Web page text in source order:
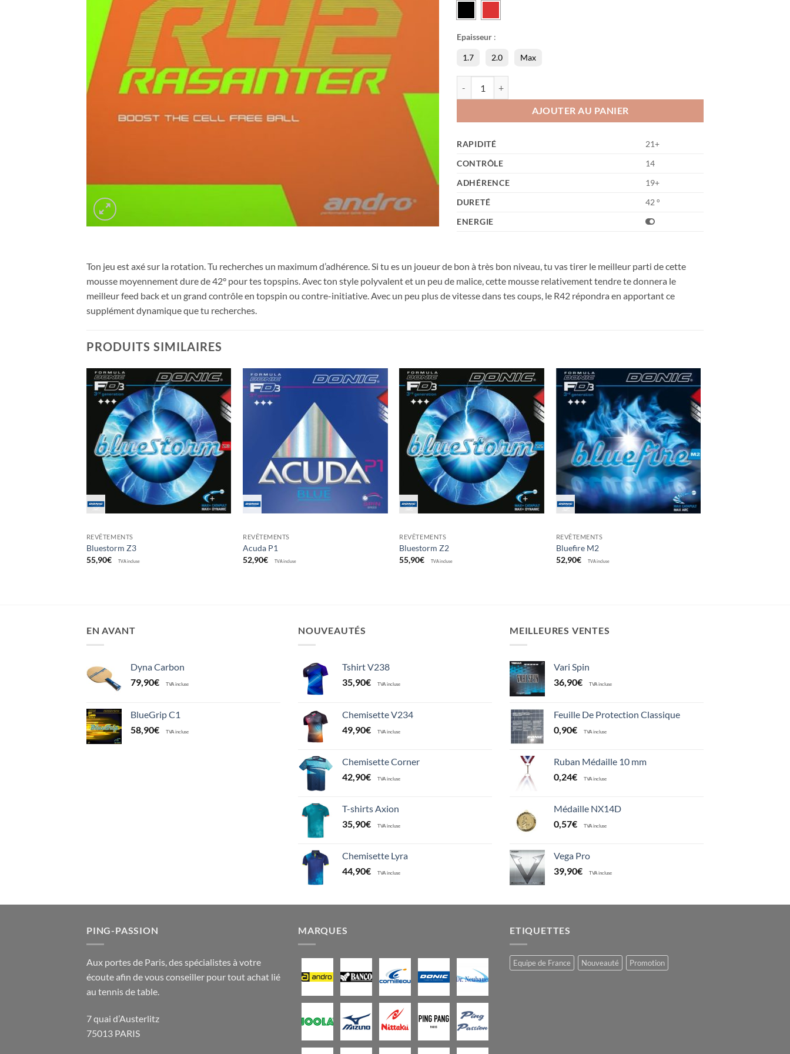
Epaisseur :
1.7 2.0 Max
AJOUTER AU PANIER
RAPIDITÉ
21+
CONTRÔLE
14
ADHÉRENCE
19+
DURETÉ
42 °
ENERGIE
Ton jeu est axé sur la rotation. Tu recherches un maximum d’adhérence. Si tu es un joueur de bon à très bon niveau, tu vas tirer le meilleur parti de cette
mousse moyennement dure de 42° pour tes topspins. Avec ton style polyvalent et un peu de malice, cette mousse relativement tendre te donnera le
meilleur feed back et un grand contrôle en topspin ou contre-initiative. Avec un peu plus de vitesse dans tes coups, le R42 répondra en apportant ce
supplément dynamique que tu recherches.
PRODUITS SIMILAIRES
Ajouter
aux
souhaits
REVÊTEMENTS
Bluestorm Z3
55,90€ TVA incluse
Ajouter
souhaits
REVÊTEMENTS
Acuda P1
52,90€ TVA incluse
Ajouter
aux
souhaits
REVÊTEMENTS
Bluestorm Z2
55,90€ TVA incluse
Ajouter
souhaits
REVÊTEMENTS
Bluefire M2
52,90€ TVA incluse
EN AVANT
Dyna Carbon
79,90€ TVA incluse
BlueGrip C1
58,90€ TVA incluse
NOUVEAUTÉS
Tshirt V238
35,90€ TVA incluse
Chemisette V234
49,90€ TVA incluse
Chemisette Corner
42,90€ TVA incluse
T-shirts Axion
35,90€ TVA incluse
Chemisette Lyra
44,90€ TVA incluse
MEILLEURES VENTES
Vari Spin
36,90€ TVA incluse
Feuille De Protection Classique
0,90€ TVA incluse
Ruban Médaille 10 mm
0,24€ TVA incluse
Médaille NX14D
0,57€ TVA incluse
Vega Pro
39,90€ TVA incluse
PING-PASSION
Aux portes de Paris, des spécialistes à votre
écoute afin de vous conseiller pour tout achat lié
au tennis de table.
7 quai d’Austerlitz
75013 PARIS
MARQUES ETIQUETTES
Equipe de France Nouveauté Promotion